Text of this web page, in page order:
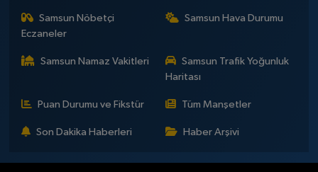
Samsun Nöbetçi
Eczaneler
Samsun Hava Durumu
Samsun Namaz Vakitleri
Samsun Trafik Yoğunluk
Haritası
Puan Durumu ve Fikstür Tüm Manşetler
Son Dakika Haberleri Haber Arşivi